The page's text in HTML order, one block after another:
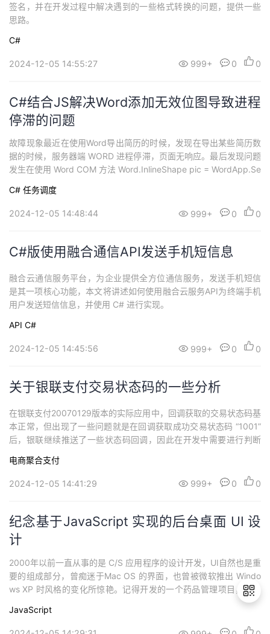
签名，并在开发过程中解决遇到的一些格式转换的问题，提供一些
思路。
C#
2024-12-05 14:55:27 999+ 0 0
C#结合JS解决Word添加无效位图导致进程
停滞的问题
​故障现象最近在使用Word导出简历的时候，发现在导出某些简历数
据的时候，服务器端 WORD 进程停滞，页面无响应。最后发现问题
发生在使用 Word COM 方法 Word.InlineShape pic = WordApp.Se
pe.Missing); 时导致。在使...
C# 任务调度
2024-12-05 14:48:44 999+ 0 0
C#版使用融合通信API发送手机短信息
融合云通信服务平台，为企业提供全方位通信服务，发送手机短信
是其一项核心功能，本文将讲述如何使用融合云服务API为终端手机
用户发送短信信息，并使用 C# 进行实现。
API C#
2024-12-05 14:45:56 999+ 0 0
关于银联支付交易状态码的一些分析
在银联支付20070129版本的实际应用中，回调获取的交易状态码基
本正常，但出现了一些问题就是在回调获取成功交易状态码 “1001”
后，银联继续推送了一些状态码回调，因此在开发中需要进行判断
电商聚合支付
2024-12-05 14:41:29 999+ 0 0
纪念基于JavaScript 实现的后台桌面 UI 设
计
2000年以前一直从事的是 C/S 应用程序的设计开发，UI自然也是重
要的组成部分，曾痴迷于Mac OS 的界面，也曾被微软推出 Windo
ws XP 时风格的变化所惊艳。记得开发的一个药品管理项目，因自
己不满意 Windows NT 的风格，擅自做主使用 Windows 底层API
修改窗口系统风格为Mac，以致于后来严重影响了交付时间。现在
感觉，设计再优秀的界面也有审美疲劳的一天。
JavaScript